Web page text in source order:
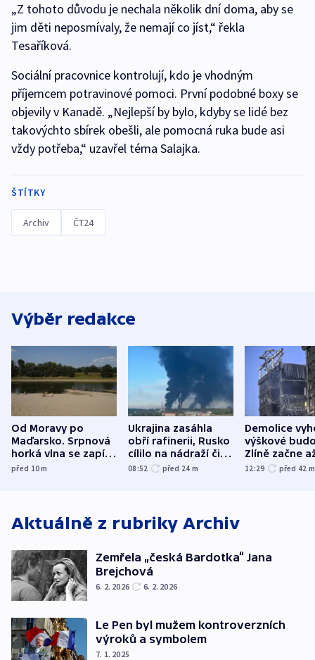
„Z tohoto důvodu je nechala několik dní doma, aby se
jim děti neposmívaly, že nemají co jíst,“ řekla
Tesaříková.
Sociální pracovnice kontrolují, kdo je vhodným
příjemcem potravinové pomoci. První podobné boxy se
objevily v Kanadě. „Nejlepší by bylo, kdyby se lidé bez
takovýchto sbírek obešli, ale pomocná ruka bude asi
vždy potřeba,“ uzavřel téma Salajka.
ŠTÍTKY
Archiv ČT24
Výběr redakce
Od Moravy po
Maďarsko. Srpnová
horká vlna se zapíše
do dějin
před 10m
Ukrajina zasáhla
obří rafinerii, Rusko
cílilo na nádraží či
autobus
08:52 před 24 m
Demolice
výškové
Zlíně začne
následujících
12:29 před 42 m
Aktuálně z rubriky Archiv
Zemřela „česká Bardotka“ Jana
Brejchová
6. 2. 2026 6. 2. 2026
Le Pen byl mužem kontroverzních
výroků a symbolem
7. 1. 2025